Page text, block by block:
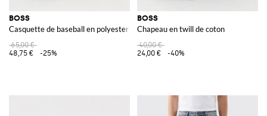
BOSS
Casquette de baseball en polyester avec logo jacquard intégral
65,00 €
48,75 €
-25%
BOSS
Chapeau en twill de coton
40,00 €
24,00 €
-40%